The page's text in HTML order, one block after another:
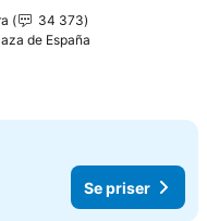
34 373
de España
Se priser